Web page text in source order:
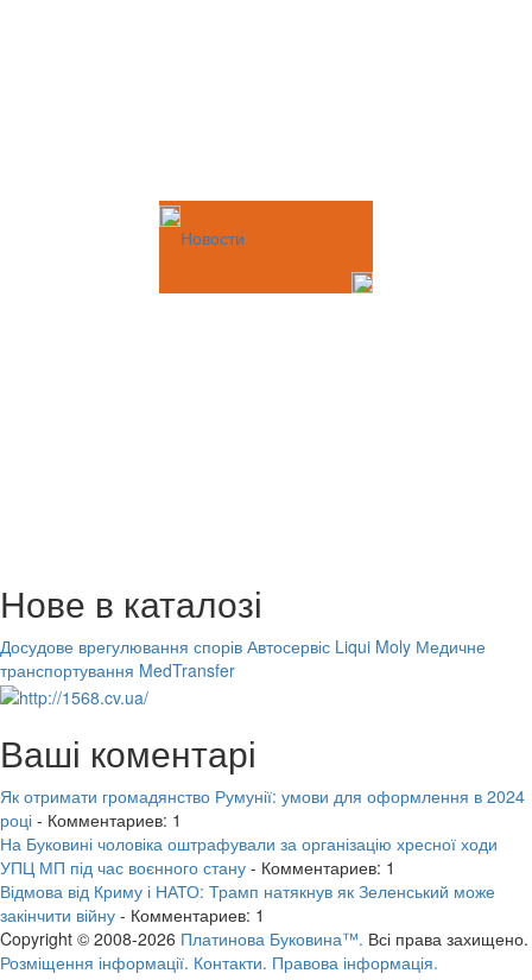
Новости
Нове в каталозі
Досудове врегулювання спорів Автосервіс Liqui Moly Медичне
транспортування MedTransfer
Ваші коментарі
Як отримати громадянство Румунії: умови для оформлення в 2024
році - Комментариев: 1
На Буковині чоловіка оштрафували за організацію хресної ходи
УПЦ МП під час воєнного стану - Комментариев: 1
Відмова від Криму і НАТО: Трамп натякнув як Зеленський може
закінчити війну - Комментариев: 1
Copyright © 2008-2026 Платинова Буковина™. Всі права захищено.
Розміщення інформації. Контакти. Правова інформація.